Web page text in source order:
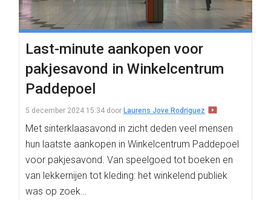
Last-minute aankopen voor
pakjesavond in Winkelcentrum
Paddepoel
5 december 2024 15:34 door Laurens Jove Rodriguez
Met sinterklaasavond in zicht deden veel mensen
hun laatste aankopen in Winkelcentrum Paddepoel
voor pakjesavond. Van speelgoed tot boeken en
van lekkernijen tot kleding: het winkelend publiek
was op zoek…